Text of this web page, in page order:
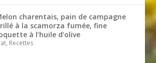
charentais, pain de campagne
à la scamorza fumée, fine
à l’huile d’olive
Recettes